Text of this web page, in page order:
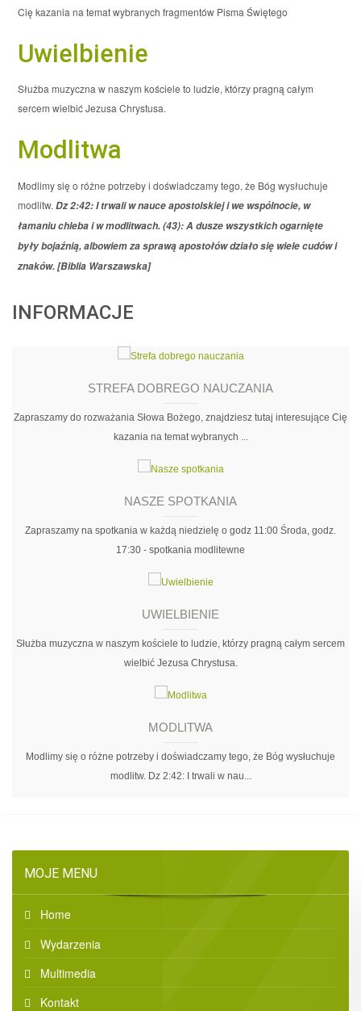
Cię kazania na temat wybranych fragmentów Pisma Świętego
Uwielbienie
Służba muzyczna w naszym kościele to ludzie, którzy pragną całym
sercem wielbić Jezusa Chrystusa.
Modlitwa
Modlimy się o różne potrzeby i doświadczamy tego, że Bóg wysłuchuje
modlitw. Dz 2:42: I trwali w nauce apostolskiej i we wspólnocie, w
łamaniu chleba i w modlitwach. (43): A dusze wszystkich ogarnięte
były bojaźnią, albowiem za sprawą apostołów działo się wiele cudów i
znaków. [Biblia Warszawska]
INFORMACJE
STREFA DOBREGO NAUCZANIA
Zapraszamy do rozważania Słowa Bożego, znajdziesz tutaj interesujące Cię
kazania na temat wybranych ...
NASZE SPOTKANIA
Zapraszamy na spotkania w każdą niedzielę o godz 11:00 Środa, godz.
17:30 - spotkania modlitewne
UWIELBIENIE
Służba muzyczna w naszym kościele to ludzie, którzy pragną całym sercem
wielbić Jezusa Chrystusa.
MODLITWA
Modlimy się o różne potrzeby i doświadczamy tego, że Bóg wysłuchuje
modlitw. Dz 2:42: I trwali w nau...
MOJE MENU
Home
Wydarzenia
Multimedia
Kontakt